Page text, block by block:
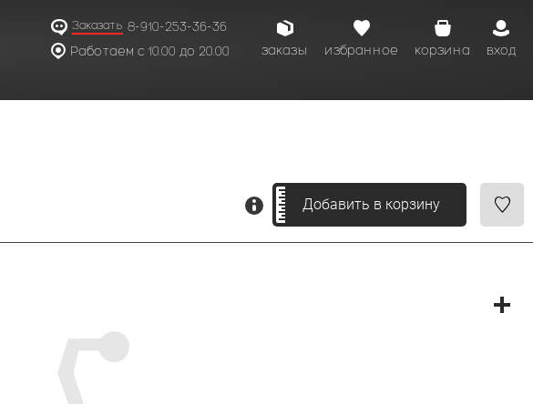
Заказать 8-910-253-36-36
Работаем с 10.00 до 20.00
вход
корзина
избранное
заказы
Добавить в корзину